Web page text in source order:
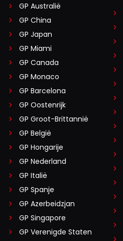
GP Australië
GP China
GP Japan
GP Miami
GP Canada
GP Monaco
GP Barcelona
GP Oostenrijk
GP Groot-Brittannië
GP België
GP Hongarije
GP Nederland
GP Italië
GP Spanje
GP Azerbeidzjan
GP Singapore
GP Verenigde Staten